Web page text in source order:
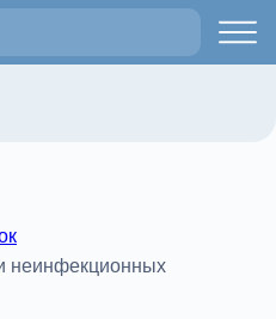
неинфекционных